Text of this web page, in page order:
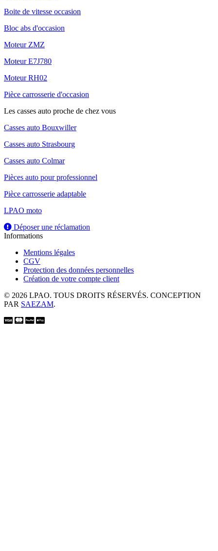
Boite de vitesse occasion
Bloc abs d'occasion
Moteur ZMZ
Moteur E7J780
Moteur RH02
Pièce carrosserie d'occasion
Les casses auto proche de chez vous
Casses auto Bouxwiller
Casses auto Strasbourg
Casses auto Colmar
Pièces auto pour professionnel
Pièce carrosserie adaptable
LPAO moto
Déposer une réclamation
Informations
Mentions légales
CGV
Protection des données personnelles
Création de votre compte client
© 2026 LPAO. TOUS DROITS RÉSERVÉS. CONCEPTION
PAR SAEZAM.